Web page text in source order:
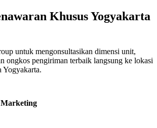
Khusus Yogyakarta
untuk mengonsultasikan dimensi unit,
ongkos pengiriman terbaik langsung ke lokasi